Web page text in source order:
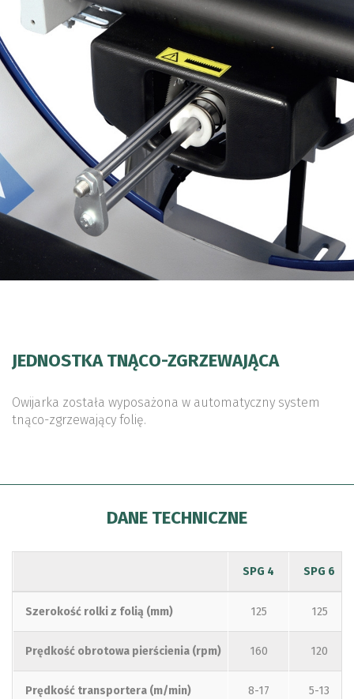
JEDNOSTKA TNĄCO-ZGRZEWAJĄCA
Owijarka została wyposażona w automatyczny system
tnąco-zgrzewający folię.
DANE TECHNICZNE
SPG 4 SPG 6
Szerokość rolki z folią (mm) 125 125
Prędkość obrotowa pierścienia (rpm) 160 120
Prędkość transportera (m/min) 8-17 5-13